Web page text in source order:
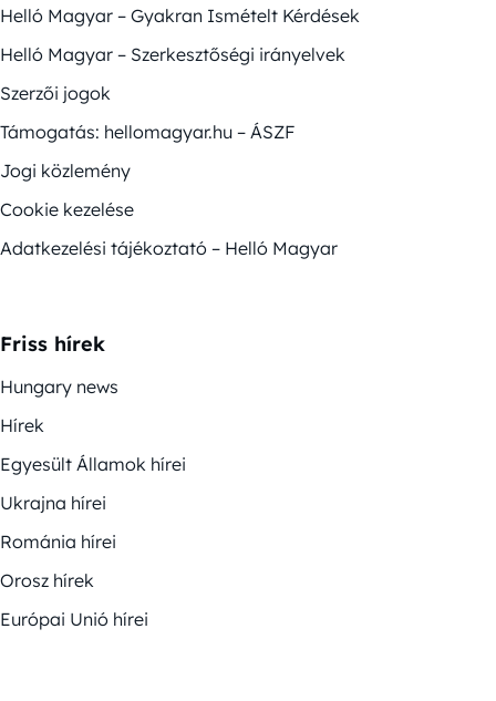
Helló Magyar – Gyakran Ismételt Kérdések
Helló Magyar – Szerkesztőségi irányelvek
Szerzői jogok
Támogatás: hellomagyar.hu – ÁSZF
Jogi közlemény
Cookie kezelése
Adatkezelési tájékoztató – Helló Magyar
Friss hírek
Hungary news
Hírek
Egyesült Államok hírei
Ukrajna hírei
Románia hírei
Orosz hírek
Európai Unió hírei